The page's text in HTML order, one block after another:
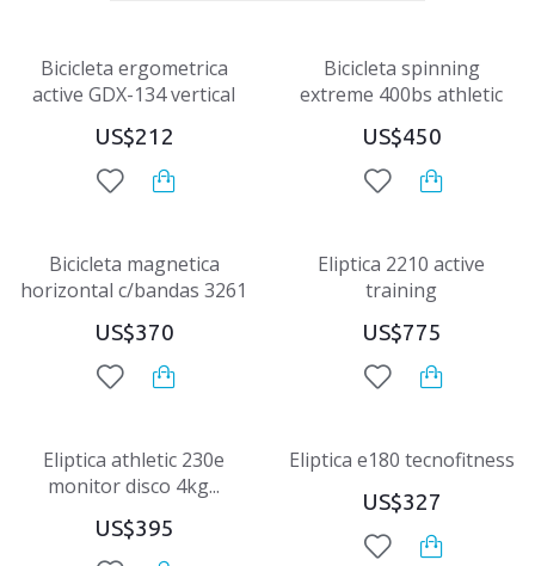
Bicicleta ergometrica
active GDX-134 vertical
US$212
Bicicleta spinning
extreme 400bs athletic
US$450
Bicicleta magnetica
horizontal c/bandas 3261
US$370
Eliptica 2210 active
training
US$775
Eliptica athletic 230e
monitor disco 4kg...
US$395
Eliptica e180 tecnofitness
US$327